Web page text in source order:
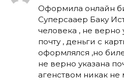
Оформила онлайн
Суперсааер Баку
человека , не верно
почту , деньги с
оформлялся ,но
не верно указана
агенством никак не